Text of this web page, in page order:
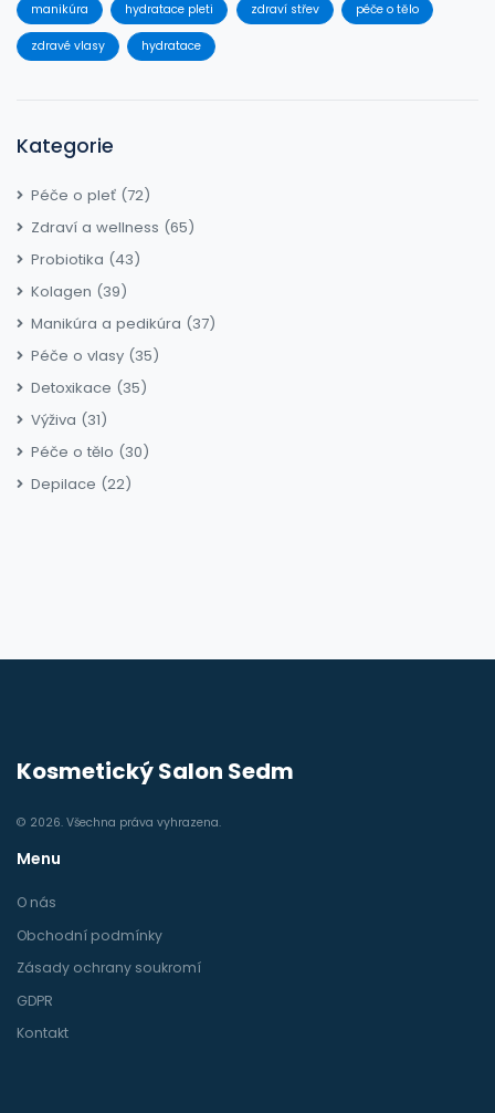
manikúra hydratace pleti zdraví střev péče o tělo
zdravé vlasy hydratace
Kategorie
Péče o pleť (72)
Zdraví a wellness (65)
Probiotika (43)
Kolagen (39)
Manikúra a pedikúra (37)
Péče o vlasy (35)
Detoxikace (35)
Výživa (31)
Péče o tělo (30)
Depilace (22)
Kosmetický Salon Sedm
© 2026. Všechna práva vyhrazena.
Menu
O nás
Obchodní podmínky
Zásady ochrany soukromí
GDPR
Kontakt